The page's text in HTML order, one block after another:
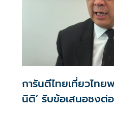
การันตีไทยเที่ยวไทย
นิติ’ รับข้อเสนอชง